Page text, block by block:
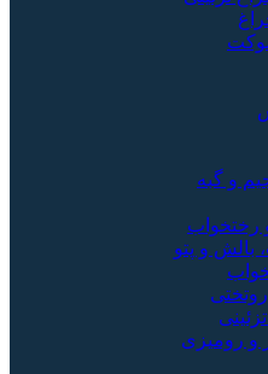
و گبه
رختخواب
بالش و پتو
و رومیزی